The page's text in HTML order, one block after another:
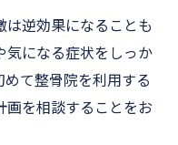
は逆効果になることも
気になる症状をしっか
めて整骨院を利用する
画を相談することをお